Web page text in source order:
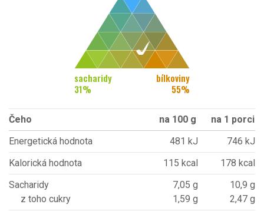
sacharidy
31%
bílkoviny
55%
Čeho na 100 g
na 1 porci
Energetická hodnota
481 kJ
746 kJ
Kalorická hodnota
115 kcal
178 kcal
Sacharidy
z toho cukry
7,05 g
1,59 g
10,9 g
2,47 g